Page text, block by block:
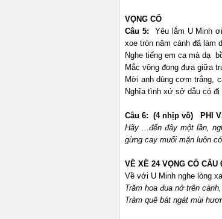
VỌNG CỔ
Câu 5:
Yêu lắm U Minh
xoe tròn năm cánh đã làm
Nghe tiếng em ca mà dạ
Mắc võng đong đưa giữa
Mời anh dùng cơm trắng,
Nghĩa tình xứ sở dẫu có
Câu 6: (4 nhịp vô) PHI
Hãy ...đến đây một lần,
gừng cay muối mặn luôn
VỀ XỀ 24VỌNG CỔ CÂU
Về với U Minh nghe lòng
Trăm hoa đua nở trên cành
Tràm quê bát ngát mùi